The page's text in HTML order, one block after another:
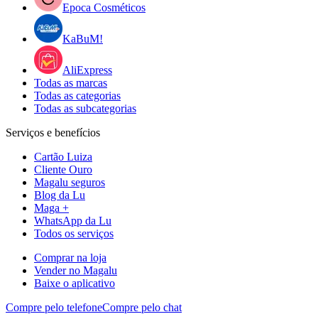
Epoca Cosméticos
KaBuM!
AliExpress
Todas as marcas
Todas as categorias
Todas as subcategorias
Serviços e benefícios
Cartão Luiza
Cliente Ouro
Magalu seguros
Blog da Lu
Maga +
WhatsApp da Lu
Todos os serviços
Comprar na loja
Vender no Magalu
Baixe o aplicativo
Compre pelo telefoneCompre pelo chat